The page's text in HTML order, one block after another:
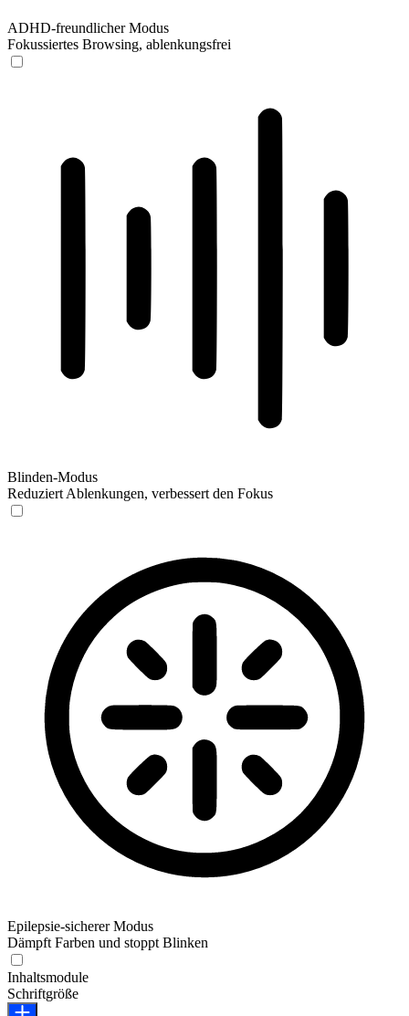
ADHD-freundlicher Modus
Fokussiertes Browsing, ablenkungsfrei
Blinden-Modus
Reduziert Ablenkungen, verbessert den Fokus
Epilepsie-sicherer Modus
Dämpft Farben und stoppt Blinken
Inhaltsmodule
Schriftgröße